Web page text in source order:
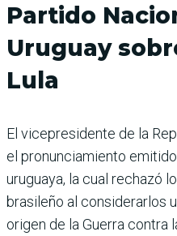
Partido
Uruguay
Lula
El vicepresidente de la
el pronunciamiento
uruguaya, la cual rechazó
brasileño al considerarlos
origen de la Guerra contra